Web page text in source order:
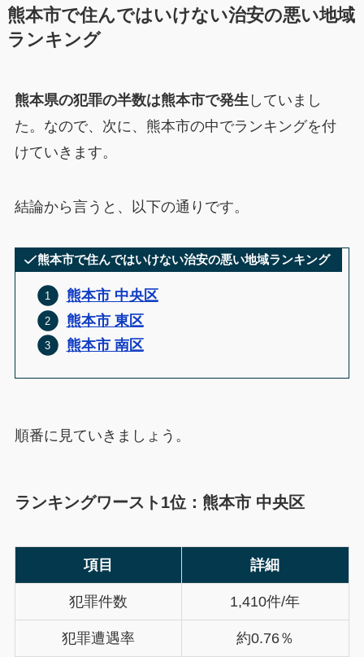
熊本市で住んではいけない治安の悪い地域
ランキング
熊本県の犯罪の半数は熊本市で発生 していまし
た。なので、次に、熊本市の中でランキングを付
けていきます。
結論から言うと、以下の通りです。
熊本市で住んではいけない治安の悪い地域ランキング
熊本市 中央区
熊本市 東区
熊本市 南区
順番に見ていきましょう。
ランキングワースト1位：熊本市 中央区
項目 詳細
犯罪件数 1,410件/年
犯罪遭遇率 約0.76％